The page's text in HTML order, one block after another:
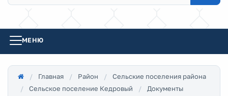
МЕНЮ
Главная Район
Сельские поселения района
Сельское поселение Кедровый
Документы